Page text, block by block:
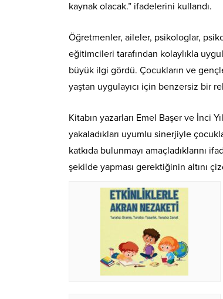
kaynak olacak.” ifadelerini kullandı.
Öğretmenler, aileler, psikologlar,
eğitimcileri tarafından kolaylıkla
büyük ilgi gördü. Çocukların ve
yaştan uygulayıcı için benzersiz bir
Kitabın yazarları Emel Başer ve İnci
yakaladıkları uyumlu sinerjiyle
katkıda bulunmayı amaçladıklarını
şekilde yapması gerektiğinin altını